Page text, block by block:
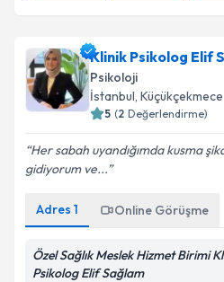
Klinik Psikolog Elif
Psikoloji
İstanbul, Küçükçekmece
5 (2 Değerlendirme)
Her sabah uyandığımda kusma
gidiyorum ve...
Adres 1 Online Görüşme
Özel Sağlık Meslek Hizmet Birimi
Psikolog Elif Sağlam